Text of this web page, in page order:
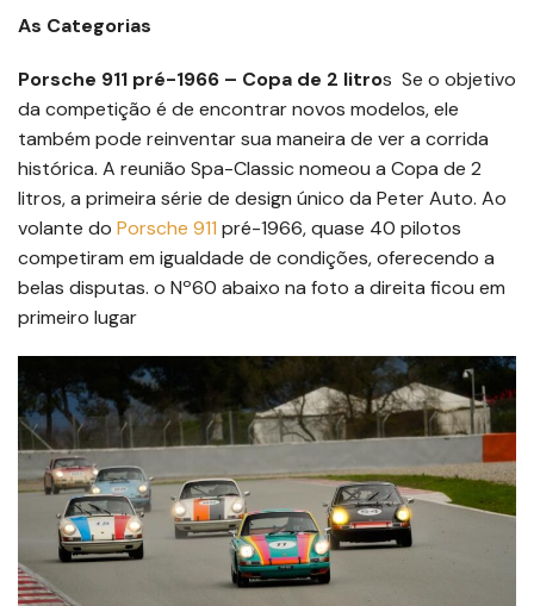
As Categorias
Porsche 911 pré-1966 – Copa de 2 litros Se o objetivo
da competição é de encontrar novos modelos, ele
também pode reinventar sua maneira de ver a corrida
histórica. A reunião Spa-Classic nomeou a Copa de 2
litros, a primeira série de design único da Peter Auto. Ao
volante do Porsche 911 pré-1966, quase 40 pilotos
competiram em igualdade de condições, oferecendo a
belas disputas. o Nº60 abaixo na foto a direita ficou em
primeiro lugar